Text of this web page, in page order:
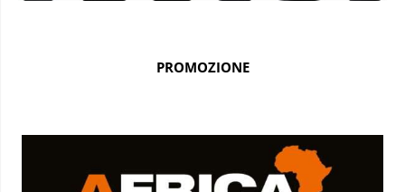
PROMOZIONE